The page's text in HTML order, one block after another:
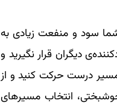
شما سود و منفعت زیادی به
دیگران قرار نگیرید و
مسیر درست حرکت کنید و از
انتخاب مسیرهای